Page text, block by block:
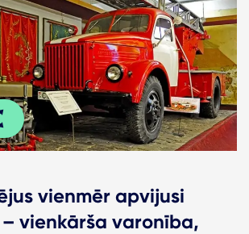
vienmēr apvijusi
vienkārša varonība,